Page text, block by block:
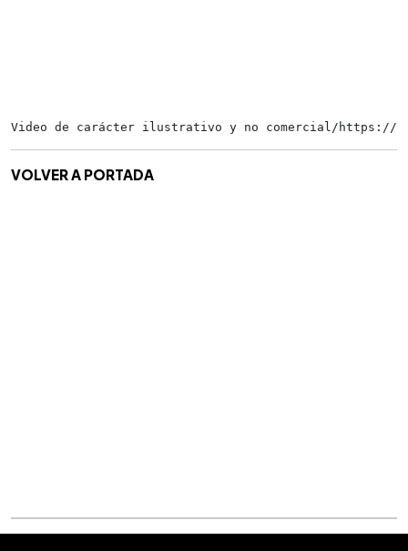
Video de carácter ilustrativo y no comercial/https://
VOLVER A PORTADA